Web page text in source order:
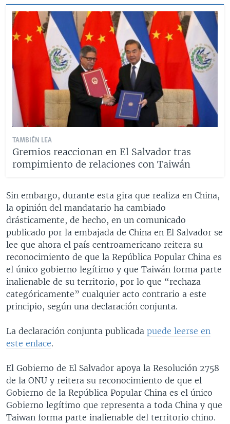
TAMBIÉN LEA
Gremios reaccionan en El Salvador tras
rompimiento de relaciones con Taiwán
Sin embargo, durante esta gira que realiza en China,
la opinión del mandatario ha cambiado
drásticamente, de hecho, en un comunicado
publicado por la embajada de China en El Salvador se
lee que ahora el país centroamericano reitera su
reconocimiento de que la República Popular China es
el único gobierno legítimo y que Taiwán forma parte
inalienable de su territorio, por lo que “rechaza
categóricamente” cualquier acto contrario a este
principio, según una declaración conjunta.
La declaración conjunta publicada puede leerse en
este enlace.
El Gobierno de El Salvador apoya la Resolución 2758
de la ONU y reitera su reconocimiento de que el
Gobierno de la República Popular China es el único
Gobierno legítimo que representa a toda China y que
Taiwan forma parte inalienable del territorio chino.